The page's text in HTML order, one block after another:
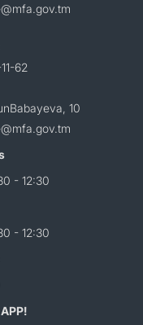
62
10
- 12:30
- 12:30